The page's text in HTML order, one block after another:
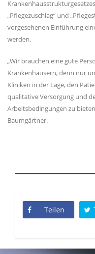
Pflegezuschlag“ und
vorgesehenen Einführung
werden.
Wir brauchen eine gute
Krankenhäusern, denn nur
Kliniken in der Lage, den
qualitative Versorgung und
Arbeitsbedingungen zu
Baumgärtner.
Teilen